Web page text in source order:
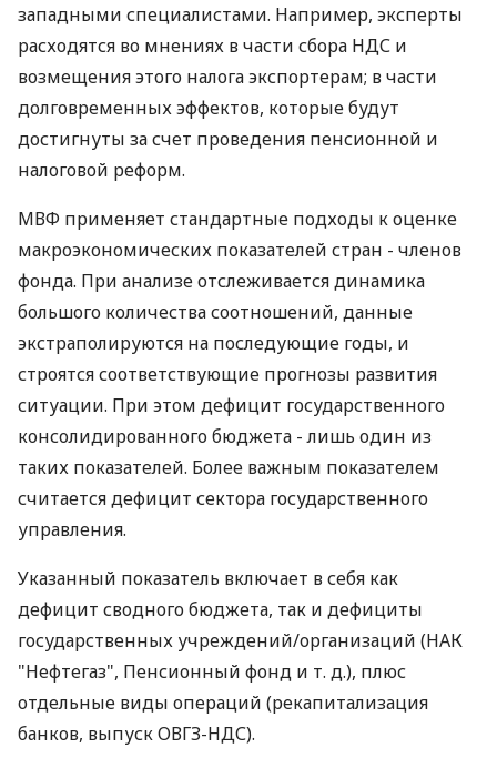
западными специалистами. Например, эксперты
расходятся во мнениях в части сбора НДС и
возмещения этого налога экспортерам; в части
долговременных эффектов, которые будут
достигнуты за счет проведения пенсионной и
налоговой реформ.
МВФ применяет стандартные подходы к оценке
макроэкономических показателей стран - членов
фонда. При анализе отслеживается динамика
большого количества соотношений, данные
экстраполируются на последующие годы, и
строятся соответствующие прогнозы развития
ситуации. При этом дефицит государственного
консолидированного бюджета - лишь один из
таких показателей. Более важным показателем
считается дефицит сектора государственного
управления.
Указанный показатель включает в себя как
дефицит сводного бюджета, так и дефициты
государственных учреждений/организаций (НАК
"Нефтегаз", Пенсионный фонд и т. д.), плюс
отдельные виды операций (рекапитализация
банков, выпуск ОВГЗ-НДС).